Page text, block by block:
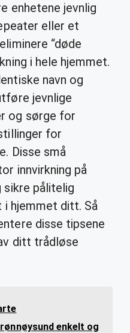
enhetene jevnlig
eller et
“døde
i hele hjemmet.
navn og
jevnlige
og sørge for
for
Disse små
innvirkning på
sikre pålitelig
hjemmet ditt. Så
disse tipsene
ditt trådløse
enkelt og